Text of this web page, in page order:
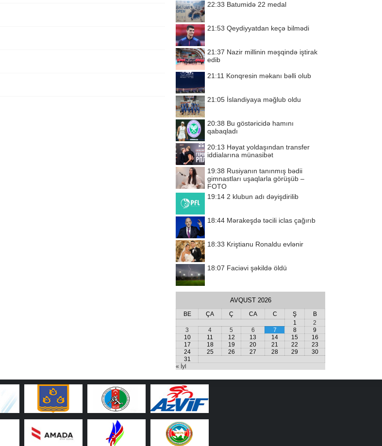
22:33 Batumidə 22 medal
21:53 Qeydiyyatdan keçə bilmədi
21:37 Nazir millinin məşqində iştirak
edib
21:11 Konqresin məkanı bəlli olub
21:05 İslandiyaya məğlub oldu
20:38 Bu göstəricidə hamını
qabaqladı
20:13 Həyat yoldaşından transfer
iddialarına münasibət
19:38 Rusiyanın tanınmış bədii
gimnastları uşaqlarla görüşüb –
FOTO
19:14 2 klubun adı dəyişdirilib
18:44 Mərakeşdə təcili iclas çağırıb
18:33 Kriştianu Ronaldu evlənir
18:07 Faciəvi şəkildə öldü
AVQUST 2026
BE ÇA Ç CA C Ş
B
1
2
3
4 5 6 7 8
9
10
11 12 13 14 15
16
17
18 19 20 21 22
23
24
25 26 27 28 29
30
31
« İyl